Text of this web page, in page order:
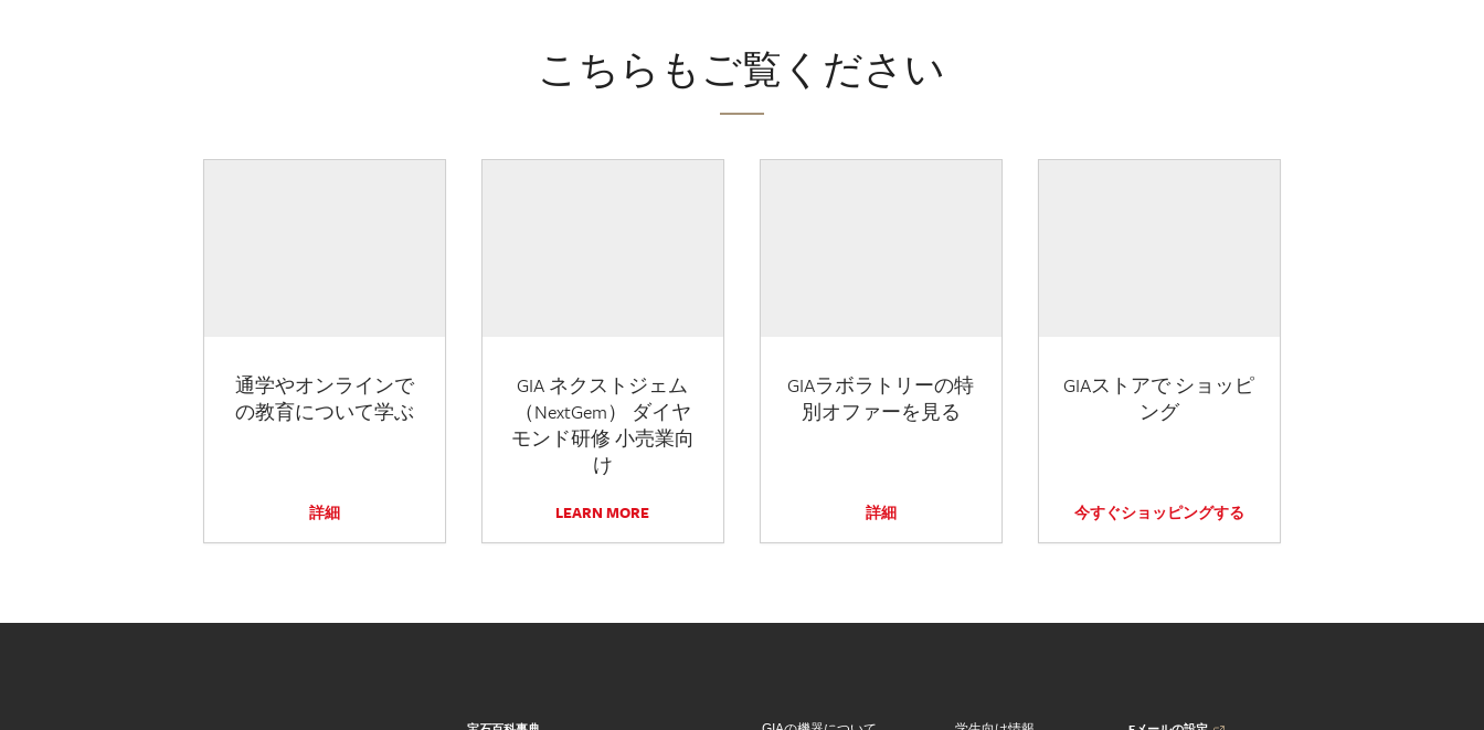
こちらもご覧ください
通学やオンラインで
の教育について学ぶ
詳細
GIA ネクストジェム
（NextGem） ダイヤ
モンド研修 小売業向
け
LEARN MORE
GIAラボラトリーの特
別オファーを見る
詳細
GIAストアで ショッピ
ング
今すぐショッピングする